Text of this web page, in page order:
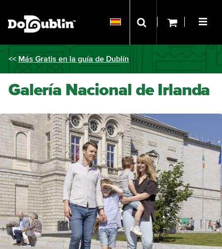
<< Más Gratis en la guía de Dublín
Galería Nacional de Irlanda